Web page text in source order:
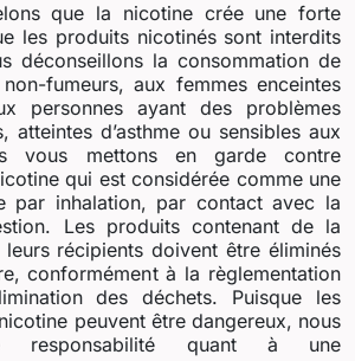
que la nicotine crée une forte
les produits nicotinés sont interdits
déconseillons la consommation de
fumeurs, aux femmes enceintes
personnes ayant des problèmes
atteintes d’asthme ou sensibles aux
vous mettons en garde contre
qui est considérée comme une
par inhalation, par contact avec la
Les produits contenant de la
récipients doivent être éliminés
conformément à la règlementation
des déchets. Puisque les
peuvent être dangereux, nous
responsabilité quant à une